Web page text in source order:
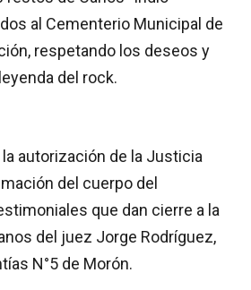
al Cementerio Municipal de
respetando los deseos y
del rock.
autorización de la Justicia
del cuerpo del
que dan cierre a la
del juez Jorge Rodríguez,
N°5 de Morón.